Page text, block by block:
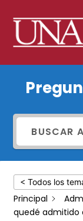
doy
cuenta
quedé
admitido
en
< Todos los
Principal
quedé admitido